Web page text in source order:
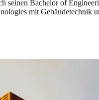
Bachelor of
mit